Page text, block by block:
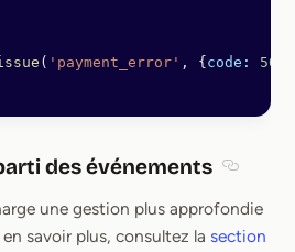
( 'payment_error' , { code: 500
des événements
une gestion plus approfondie
savoir plus, consultez la section